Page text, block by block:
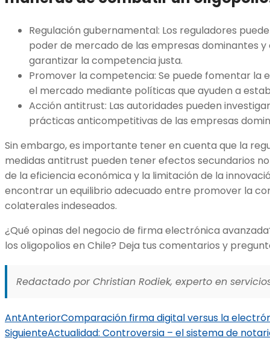
Regulación gubernamental: Los reguladores
poder de mercado de las empresas dominantes
garantizar la competencia justa.
Promover la competencia: Se puede fomentar la
el mercado mediante políticas que ayuden a
Acción antitrust: Las autoridades pueden
prácticas anticompetitivas de las empresas
Sin embargo, es importante tener en cuenta que la
medidas antitrust pueden tener efectos secundarios
de la eficiencia económica y la limitación de la
encontrar un equilibrio adecuado entre promover la
colaterales indeseados.
¿Qué opinas del negocio de firma electrónica
los oligopolios en Chile? Deja tus comentarios y
Redactado por Christian Rodiek, experto en
AntAnteriorComparación firma digital versus la
SiguienteActualidad: Controversia – el sistema de